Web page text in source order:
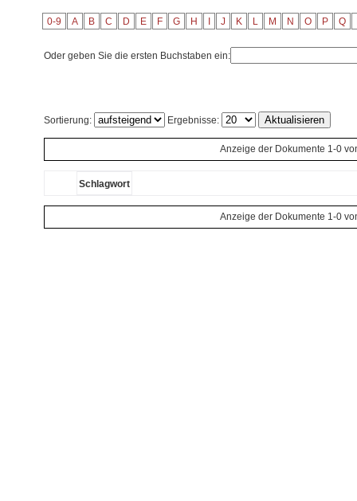
0-9 A B C D E F G H J K L M N O P Q
Oder geben Sie die ersten Buchstaben ein:
Sortierung: Ergebnisse:
Anzeige der Dokumente 1-0
Schlagwort
Anzeige der Dokumente 1-0